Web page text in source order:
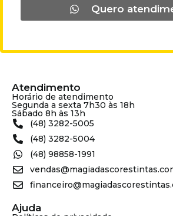
Quero
Atendimento
Horário de atendimento
Segunda a sexta 7h30 às 18h
Sábado 8h às 13h
(48) 3282-5005
(48) 3282-5004
(48) 98858-1991
Ajuda